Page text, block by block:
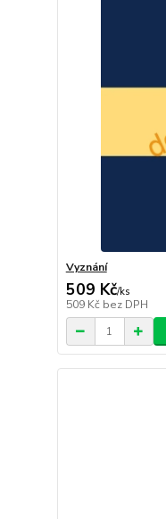
Vyznání
509 Kč/ks
509 Kč bez DPH